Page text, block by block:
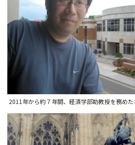
2011年から約７年間、経済学部助教授を務め